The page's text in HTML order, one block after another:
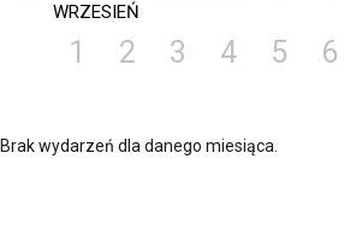
WRZESIEŃ
1 2 3 4 5 6
Brak wydarzeń dla danego miesiąca.